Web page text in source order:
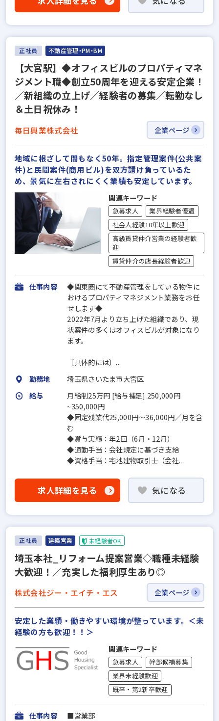
正社員 不動産管理・PM・BM
【大宮駅】◆オフィスビルのプロパティマネ
ジメント職◆創立50周年を迎える安定企業！
／新組織の立上げ／経験者の募集／転勤なし
＆土日祝休み！
毎日興業株式会社 企業ページ
地域に根ざして間もなく50年。指定管理案件(公共案
件)と民間案件(商用ビル)を双方請け負っているた
め、景気に左右されにくく業績も安定しています。
関連キーワード
急募求人
業界経験者優遇
社会人経験10年以上歓迎
高級賃貸仲介営業の経験者歓
迎
賃貸仲介の店長経験者歓迎
仕事内容
◆関東圏にて不動産管理をしている物件に
おけるプロパティマネジメント業務をお任
せします◆
2022年7月より立ち上げた組織であり、現
状案件の多くはオフィスビルが対象になり
ます。
〔具体的には〕...
勤務地
埼玉県さいたま市大宮区
給与
月給制25万円 [給与補足] 250,000円
~350,000円
◆固定残業代25,000円～36,000円／月を含
む
◆賞与実績：年2回（6月・12月）
◆通勤手当：会社規定に基づき支給
◆資格手当：宅地建物取引士（会社...
求人詳細を見る 気になる
正社員 建築営業 未経験者OK
埼玉本社_リフォーム提案営業◇職種未経験
大歓迎！／充実した福利厚生あり◎
株式会社ジー・エイチ・エス 企業ページ
安定した業績・働きやすい環境が整っています。＜未
経験の方も歓迎！！＞
関連キーワード
急募求人
幹部候補募集
業界未経験歓迎
既卒・第2新卒歓迎
仕事内容 ■営業部